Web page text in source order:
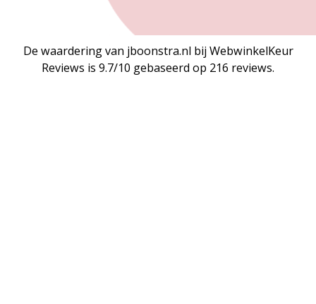
De waardering van jboonstra.nl bijWebwinkelKeur
Reviews is 9.7/10 gebaseerd op 216 reviews.